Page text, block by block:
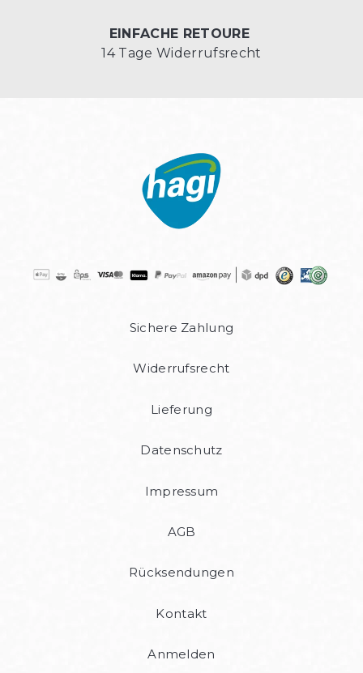
EINFACHE RETOURE
14 Tage Widerrufsrecht
Sichere Zahlung
Widerrufsrecht
Lieferung
Datenschutz
Impressum
AGB
Rücksendungen
Kontakt
Anmelden